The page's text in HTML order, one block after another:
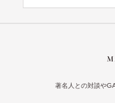
著名人との対談や